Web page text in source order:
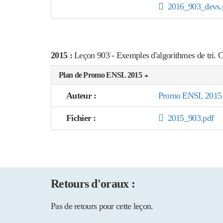
2015 :Leçon 903 - Exemples d'algorithmes de tri.
Plan de Promo ENSL 2015
Auteur : Promo ENSL 2015
Fichier : 2015_903.pdf
Retours d'oraux :
Pas de retours pour cette leçon.